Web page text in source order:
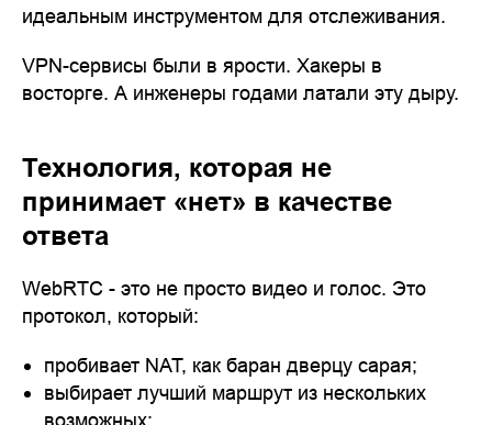
идеальным инструментом для отслеживания.
VPN-сервисы были в ярости. Хакеры в
восторге. А инженеры годами латали эту дыру.
Технология, которая не
принимает «нет» в качестве
ответа
WebRTC - это не просто видео и голос. Это
протокол, который:
пробивает NAT, как баран дверцу сарая;
выбирает лучший маршрут из нескольких
возможных;